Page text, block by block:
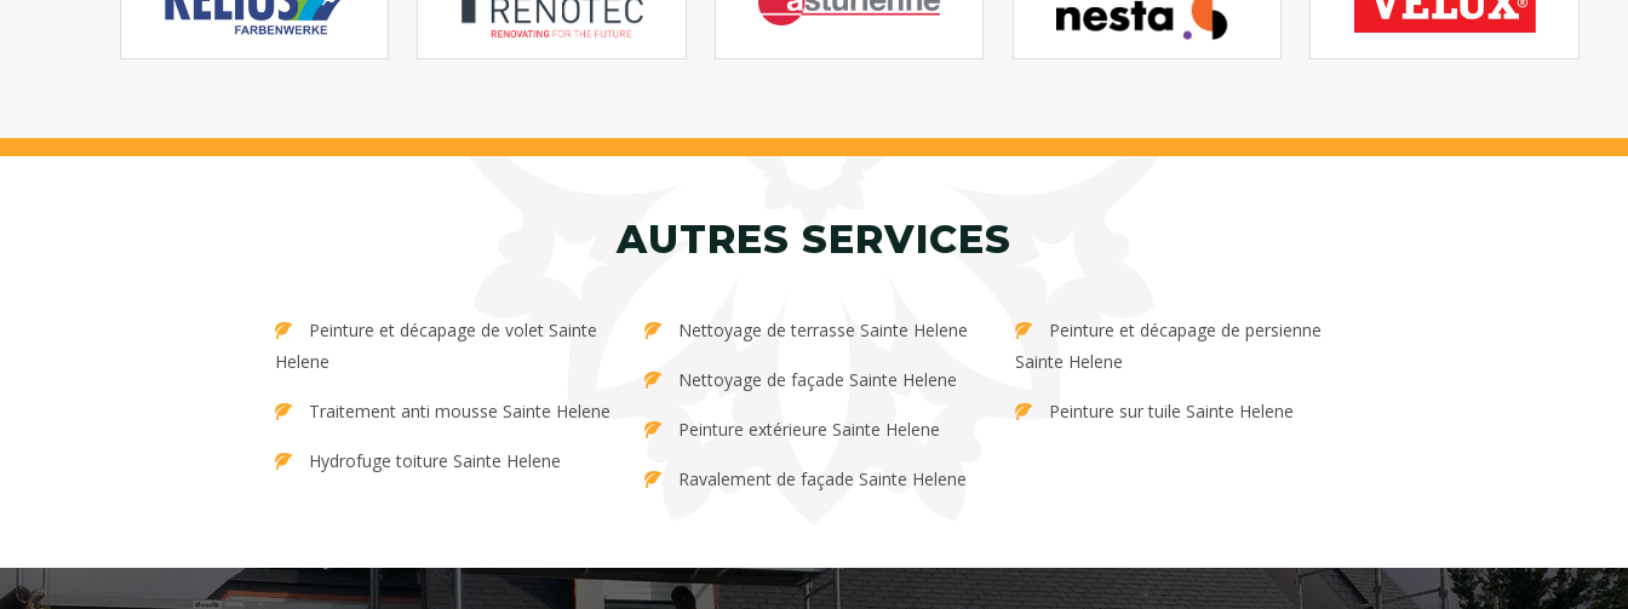
AUTRES SERVICES
Helene
Traitement anti mousse Sainte Helene
Hydrofuge toiture Sainte Helene
Nettoyage de terrasse Sainte Helene
Nettoyage de façade Sainte Helene
Peinture extérieure Sainte Helene
Ravalement de façade Sainte Helene
Sainte Helene
Peinture sur tuile Sainte Helene